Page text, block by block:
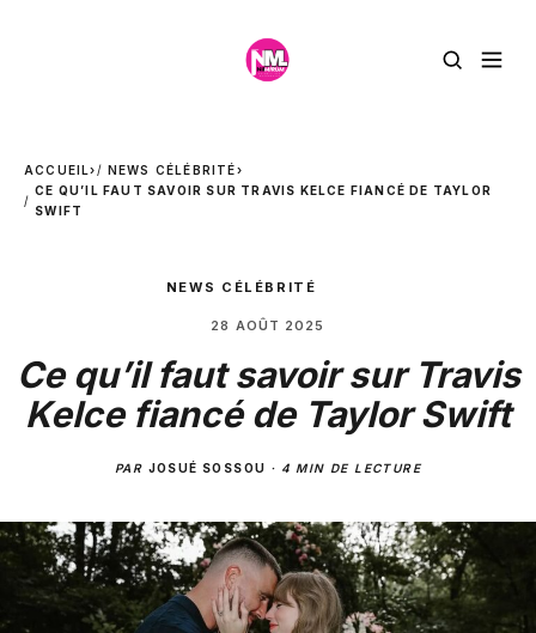
ACCUEIL› NEWS CÉLÉBRITÉ›
CE QU’IL FAUT SAVOIR SUR TRAVIS KELCE FIANCÉ DE TAYLOR
SWIFT
NEWS CÉLÉBRITÉ
28 AOÛT 2025
Ce qu’il faut savoir sur Travis
Kelce fiancé de Taylor Swift
PAR JOSUÉ SOSSOU · 4 MIN DE LECTURE